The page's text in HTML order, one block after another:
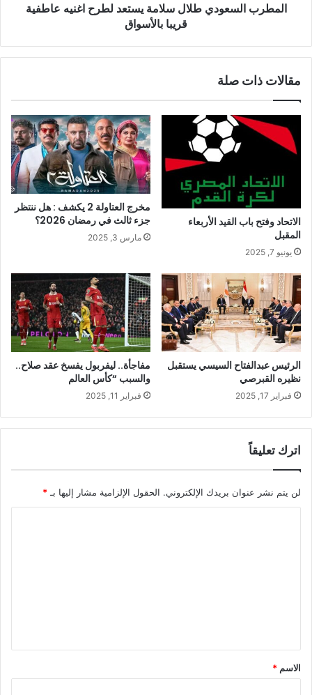
المطرب السعودي طلال سلامة يستعد لطرح اغنيه عاطفية
قريبا بالأسواق
مقالات ذات صلة
الاتحاد وفتح باب القيد الأربعاء
المقبل
يونيو 7, 2025
مخرج العتاولة 2 يكشف : هل ننتظر
جزء ثالث في رمضان 2026؟
مارس 3, 2025
الرئيس عبدالفتاح السيسي يستقبل
نظيره القبرصي
فبراير 17, 2025
مفاجأة.. ليفربول يفسخ عقد صلاح..
والسبب “كأس العالم
فبراير 11, 2025
اترك تعليقاً
لن يتم نشر عنوان بريدك الإلكتروني. الحقول الإلزامية مشار إليها بـ *
*
الاسم *